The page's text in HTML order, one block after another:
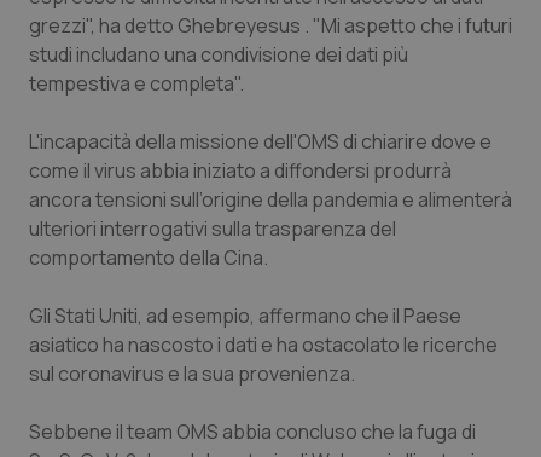
Provincia Autonoma di Trento
Sardegna
Sicilia
Umbria
Valle D’Aosta
Ipertensione & Scompenso
Malattia di Crohn & Rettocolite Ulcerosa
Neuroscienze & patologie neurodegenerative
Oftalmologia
Oncodermatologia
grezzi", ha detto Ghebreyesus . "Mi aspetto che i futuri
studi includano una condivisione dei dati più
tempestiva e completa".
L'incapacità della missione dell'OMS di chiarire dove e
come il virus abbia iniziato a diffondersi produrrà
ancora tensioni sull’origine della pandemia e alimenterà
ulteriori interrogativi sulla trasparenza del
comportamento della Cina.
Gli Stati Uniti, ad esempio, affermano che il Paese
asiatico ha nascosto i dati e ha ostacolato le ricerche
sul coronavirus e la sua provenienza.
Sebbene il team OMS abbia concluso che la fuga di